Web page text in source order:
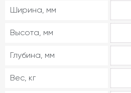
Ширина, мм
Высота, мм
Глубина, мм
Вес, кг